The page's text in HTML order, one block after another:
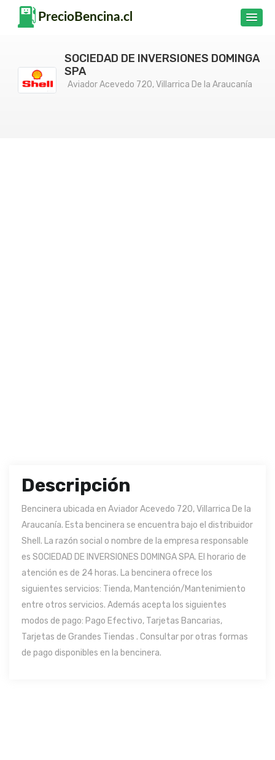
SOCIEDAD DE INVERSIONES DOMINGA
SPA
Aviador Acevedo 720, Villarrica De la Araucanía
Descripción
Bencinera ubicada en Aviador Acevedo 720, Villarrica De la
Araucanía. Esta bencinera se encuentra bajo el distribuidor
Shell. La razón social o nombre de la empresa responsable
es SOCIEDAD DE INVERSIONES DOMINGA SPA. El horario de
atención es de 24 horas. La bencinera ofrece los
siguientes servicios: Tienda, Mantención/Mantenimiento
entre otros servicios. Además acepta los siguientes
modos de pago: Pago Efectivo, Tarjetas Bancarias,
Tarjetas de Grandes Tiendas . Consultar por otras formas
de pago disponibles en la bencinera.